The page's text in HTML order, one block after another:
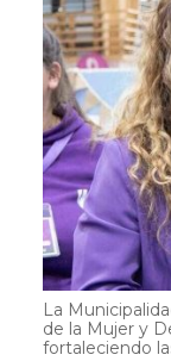
La
de la Mujer y
fortaleciendo